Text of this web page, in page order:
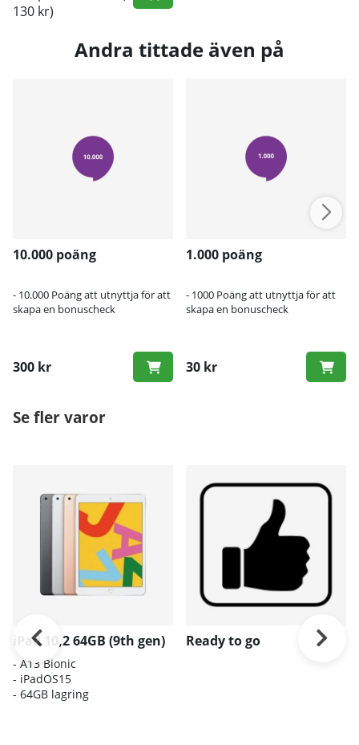
130 kr)
Andra tittade även på
10.000 poäng
- 10.000 Poäng att utnyttja för att
skapa en bonuscheck
300 kr
1.000 poäng
- 1000 Poäng att utnyttja för att
skapa en bonuscheck
30 kr
Se fler varor
iPad 10,2 64GB (9th gen)
- A13 Bionic
- iPadOS15
- 64GB lagring
Ready to go